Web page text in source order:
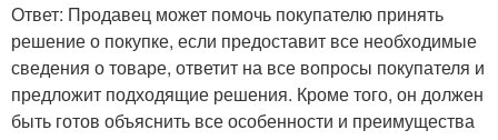
Ответ: Продавец может помочь покупателю принять
решение о покупке, если предоставит все необходимые
сведения о товаре, ответит на все вопросы покупателя и
предложит подходящие решения. Кроме того, он должен
быть готов объяснить все особенности и преимущества